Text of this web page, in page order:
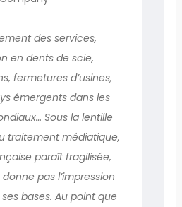
des services,
en dents de scie,
fermetures d’usines,
émergents dans les
Sous la lentille
traitement médiatique,
paraît fragilisée,
pas l’impression
bases. Au point que